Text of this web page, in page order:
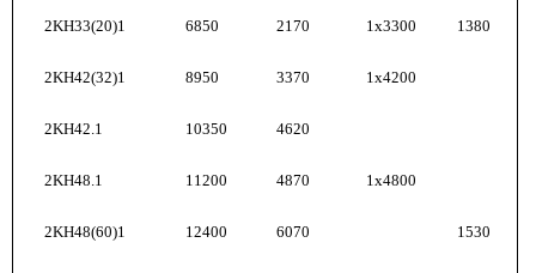
2KH33(20)1 6850 2170 1x3300 1380
2KH42(32)1 8950 3370 1x4200
2KН42.1 10350 4620
2KН48.1 11200 4870 1x4800
2KН48(60)1 12400 6070 1530